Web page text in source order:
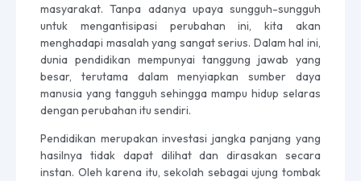
masyarakat. Tanpa adanya upaya sungguh-sungguh
untuk mengantisipasi perubahan ini, kita akan
menghadapi masalah yang sangat serius. Dalam hal ini,
dunia pendidikan mempunyai tanggung jawab yang
besar, terutama dalam menyiapkan sumber daya
manusia yang tangguh sehingga mampu hidup selaras
dengan perubahan itu sendiri.
Pendidikan merupakan investasi jangka panjang yang
hasilnya tidak dapat dilihat dan dirasakan secara
instan. Oleh karena itu, sekolah sebagai ujung tombak